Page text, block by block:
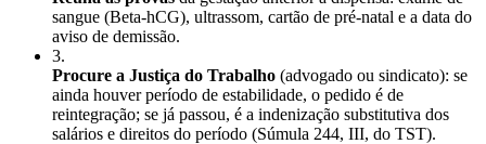
sangue (Beta-hCG), ultrassom, cartão de pré-natal e a data do
aviso de demissão.
3.
Procure a Justiça do Trabalho (advogado ou sindicato): se
ainda houver período de estabilidade, o pedido é de
reintegração; se já passou, é a indenização substitutiva dos
salários e direitos do período (Súmula 244, III, do TST).